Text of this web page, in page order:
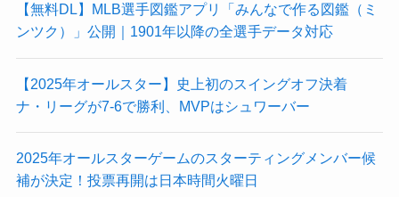
【無料DL】MLB選手図鑑アプリ「みんなで作る図鑑（ミ
ンツク）」公開｜1901年以降の全選手データ対応
【2025年オールスター】史上初のスイングオフ決着
ナ・リーグが7-6で勝利、MVPはシュワーバー
2025年オールスターゲームのスターティングメンバー候
補が決定！投票再開は日本時間火曜日